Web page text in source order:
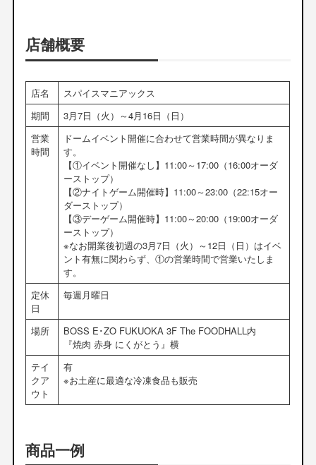
店舗概要
店名
スパイスマニアックス
期間
3月7日（火）～4月16日（日）
営業
時間
ドームイベント開催に合わせて営業時間が異なりま
す。
【①イベント開催なし】11:00～17:00（16:00オーダ
ーストップ）
【②ナイトゲーム開催時】11:00～23:00（22:15オー
ダーストップ）
【③デーゲーム開催時】11:00～20:00（19:00オーダ
ーストップ）
※なお開業後初週の3月7日（火）～12日（日）はイベ
ント有無に関わらず、①の営業時間で営業いたしま
す。
定休
日
毎週月曜日
場所
BOSS E･ZO FUKUOKA 3F The FOODHALL内
『焼肉 赤身 にくがとう』横
テイ
クア
ウト
有
※お土産に最適な冷凍食品も販売
商品一例